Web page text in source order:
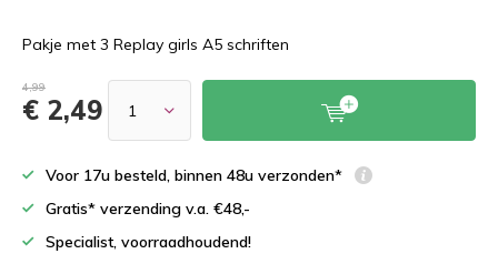
Pakje met 3 Replay girls A5 schriften
4,99
€ 2,49
Voor 17u besteld, binnen 48u verzonden*
Gratis* verzending v.a. €48,-
Specialist, voorraadhoudend!